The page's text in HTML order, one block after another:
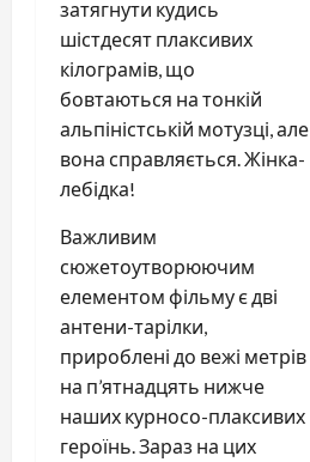
затягнути кудись
шістдесят плаксивих
кілограмів, що
бовтаються на тонкій
альпіністській мотузці, але
вона справляється. Жінка-
лебідка!
Важливим
сюжетоутворюючим
елементом фільму є дві
антени-тарілки,
прироблені до вежі метрів
на п’ятнадцять нижче
наших курносо-плаксивих
героїнь. Зараз на цих